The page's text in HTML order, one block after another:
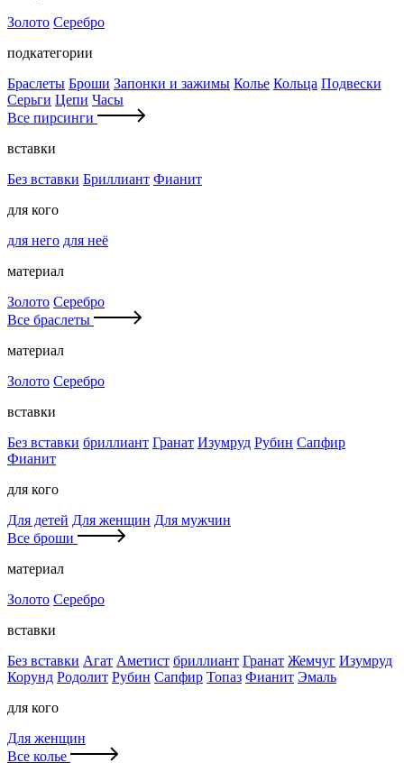
Золото Серебро
подкатегории
Браслеты Броши Запонки и зажимы Колье Кольца Подвески
Серьги Цепи Часы
Все пирсинги
вставки
Без вставки Бриллиант Фианит
для кого
для него для неё
материал
Золото Серебро
Все браслеты
материал
Золото Серебро
вставки
Без вставки бриллиант Гранат Изумруд Рубин Сапфир
Фианит
для кого
Для детей Для женщин Для мужчин
Все броши
материал
Золото Серебро
вставки
Без вставки Агат Аметист бриллиант Гранат Жемчуг Изумруд
Корунд Родолит Рубин Сапфир Топаз Фианит Эмаль
для кого
Для женщин
Все колье